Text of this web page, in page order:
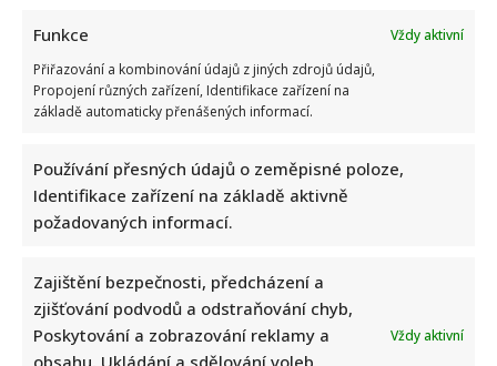
Funkce
Vždy aktivní
Přiřazování a kombinování údajů z jiných zdrojů údajů,
Propojení různých zařízení, Identifikace zařízení na
základě automaticky přenášených informací.
Používání přesných údajů o zeměpisné poloze,
Identifikace zařízení na základě aktivně
požadovaných informací.
Zajištění bezpečnosti, předcházení a
zjišťování podvodů a odstraňování chyb,
Poskytování a zobrazování reklamy a
obsahu, Ukládání a sdělování voleb
Vždy aktivní